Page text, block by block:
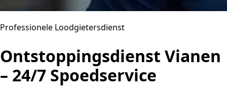
Professionele Loodgietersdienst
Ontstoppingsdienst Vianen
– 24/7 Spoedservice